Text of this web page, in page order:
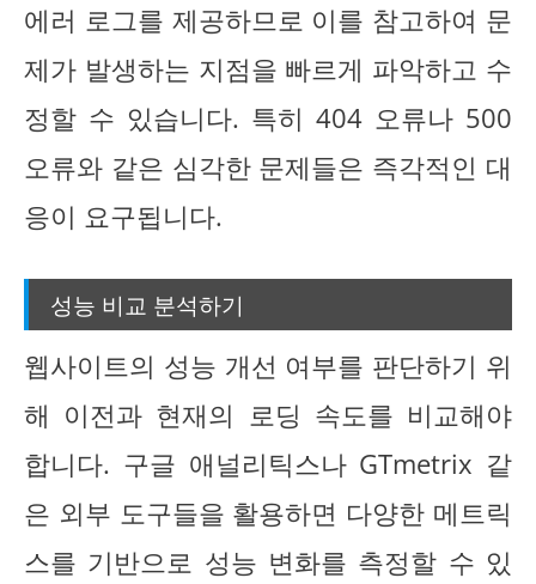
에러 로그를 제공하므로 이를 참고하여 문
제가 발생하는 지점을 빠르게 파악하고 수
정할 수 있습니다. 특히 404 오류나 500
오류와 같은 심각한 문제들은 즉각적인 대
응이 요구됩니다.
성능 비교 분석하기
웹사이트의 성능 개선 여부를 판단하기 위
해 이전과 현재의 로딩 속도를 비교해야
합니다. 구글 애널리틱스나 GTmetrix 같
은 외부 도구들을 활용하면 다양한 메트릭
스를 기반으로 성능 변화를 측정할 수 있